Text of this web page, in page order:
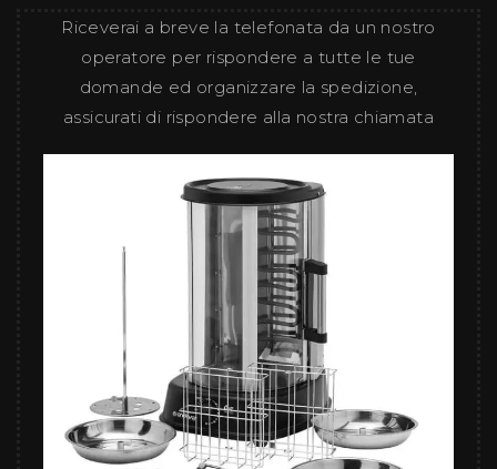
Riceverai a breve la telefonata da un nostro
operatore per rispondere a tutte le tue
domande ed organizzare la spedizione,
assicurati di rispondere alla nostra chiamata